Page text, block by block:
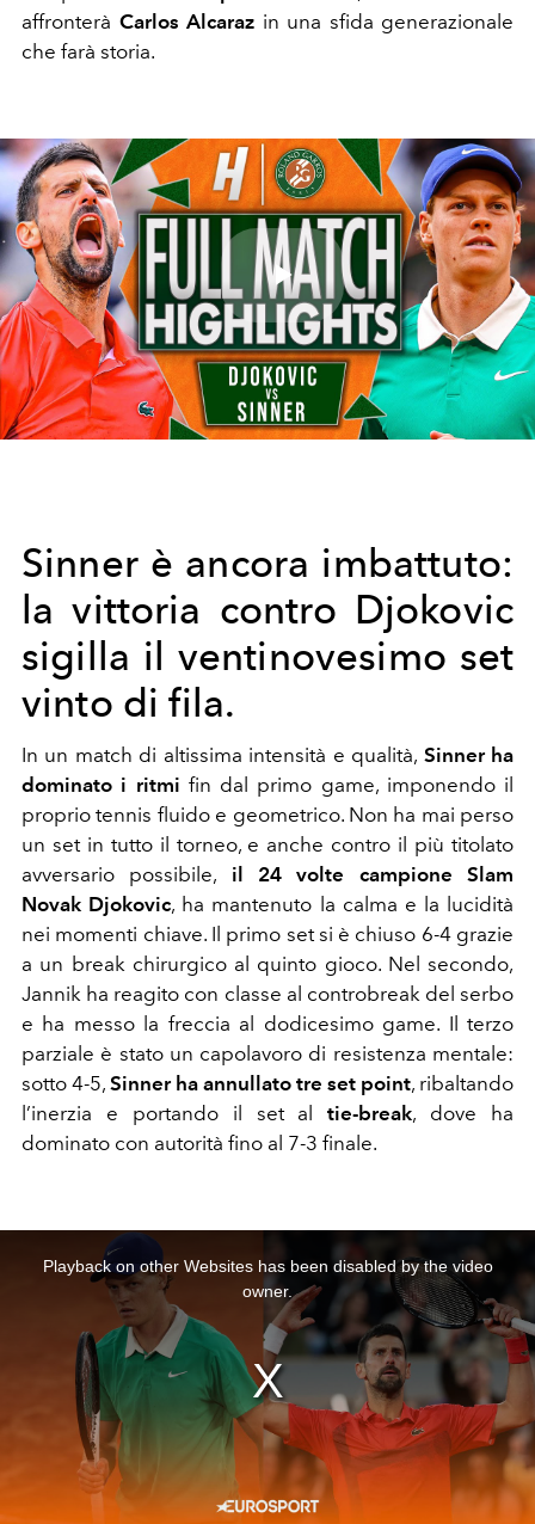
affronterà Carlos Alcaraz in una sfida generazionale
che farà storia.
Play
Video
Sinner è ancora imbattuto:
la vittoria contro Djokovic
sigilla il ventinovesimo set
vinto di fila.
In un match di altissima intensità e qualità, Sinner ha
dominato i ritmi fin dal primo game, imponendo il
proprio tennis fluido e geometrico. Non ha mai perso
un set in tutto il torneo, e anche contro il più titolato
avversario possibile, il 24 volte campione Slam
Novak Djokovic, ha mantenuto la calma e la lucidità
nei momenti chiave. Il primo set si è chiuso 6-4 grazie
a un break chirurgico al quinto gioco. Nel secondo,
Jannik ha reagito con classe al controbreak del serbo
e ha messo la freccia al dodicesimo game. Il terzo
parziale è stato un capolavoro di resistenza mentale:
sotto 4-5, Sinner ha annullato tre set point, ribaltando
l’inerzia e portando il set altie-break, dove ha
dominato con autorità fino al 7-3 finale.
Playback on other Websites has been disabled by the video
owner.